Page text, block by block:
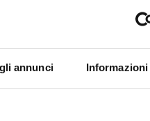
annunci
Neuropatie
a spondilodiscoartrosi,
patologie del midollo